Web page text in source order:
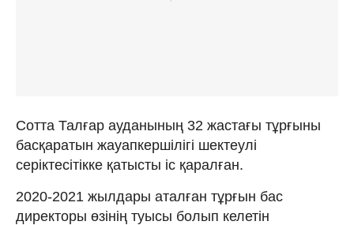
Сотта Талғар ауданының 32 жастағы тұрғыны
басқаратын жауапкершілігі шектеулі
серіктесітікке қатысты іс қаралған.
2020-2021 жылдары аталған тұрғын бас
директоры өзінің туысы болып келетін